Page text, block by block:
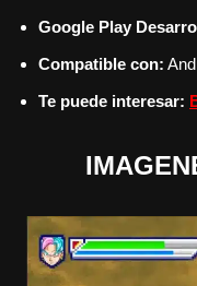
Google Play
Compatible con:
Te puede interesar: